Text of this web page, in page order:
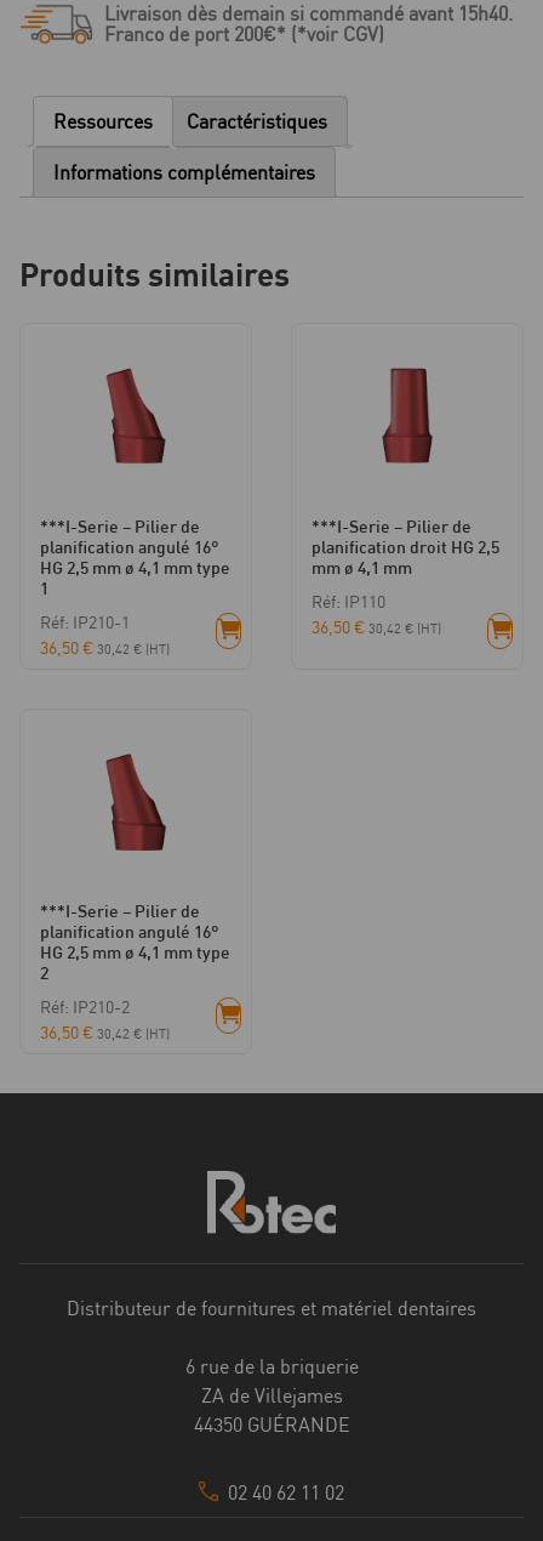
-
piliers
de
planification
-
pieces
Livraison dès demain si commandé avant 15h40.
Franco de port 200€* (*voir CGV)
Ressources Caractéristiques
Informations complémentaires
Produits similaires
***I-Serie – Pilier de
planification angulé 16°
HG 2,5 mm ø 4,1 mm type
1
Réf: IP210-1
36,50€ 30,42 € (HT)
***I-Serie – Pilier de
planification droit HG 2,5
mm ø 4,1 mm
Réf: IP110
36,50€ 30,42 € (HT)
***I-Serie – Pilier de
planification angulé 16°
HG 2,5 mm ø 4,1 mm type
2
Réf: IP210-2
36,50€ 30,42 € (HT)
Distributeur de fournitures et matériel dentaires
6 rue de la briquerie
ZA de Villejames
44350 GUÉRANDE
02 40 62 11 02